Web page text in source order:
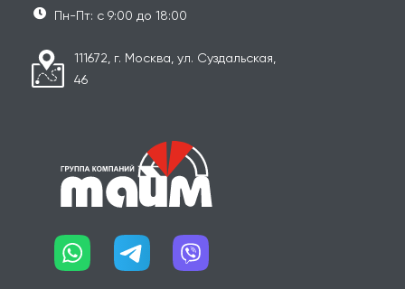
Пн-Пт: с 9:00 до 18:00
111672, г. Москва, ул. Суздальская,
46